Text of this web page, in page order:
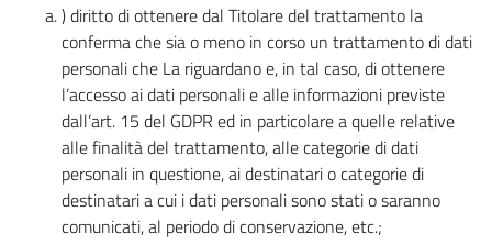
) diritto di ottenere dal Titolare del trattamento la
conferma che sia o meno in corso un trattamento di dati
personali che La riguardano e, in tal caso, di ottenere
l’accesso ai dati personali e alle informazioni previste
dall’art. 15 del GDPR ed in particolare a quelle relative
alle finalità del trattamento, alle categorie di dati
personali in questione, ai destinatari o categorie di
destinatari a cui i dati personali sono stati o saranno
comunicati, al periodo di conservazione, etc.;